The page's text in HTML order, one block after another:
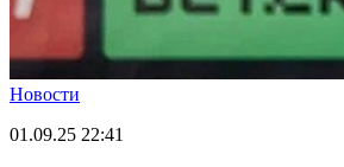
Новости
01.09.25 22:41